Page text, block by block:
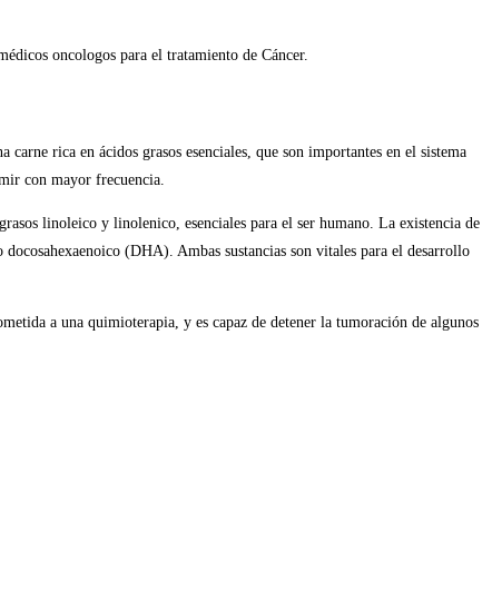
oncologos para el tratamiento de Cáncer.
rica en ácidos grasos esenciales, que son importantes en el sistema
con mayor frecuencia.
linoleico y linolenico, esenciales para el ser humano. La existencia de
(DHA). Ambas sustancias son vitales para el desarrollo
a a una quimioterapia, y es capaz de detener la tumoración de algunos